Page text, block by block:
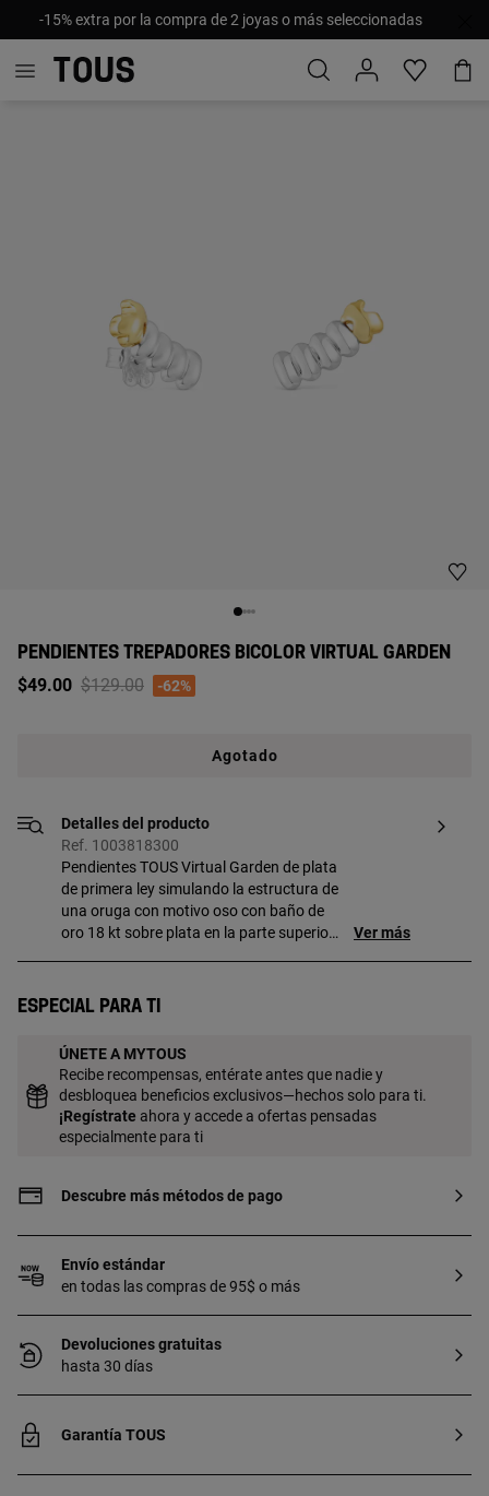
-15% extra por la compra de 2 joyas o más seleccionadas
PENDIENTES TREPADORES BICOLOR VIRTUAL GARDEN
$49.00 Price reduced from
$129.00to-62%
Agotado
Detalles del producto
Ref. 1003818300
Pendientes TOUS Virtual Garden de plata
de primera ley simulando la estructura de
una oruga con motivo oso con baño de
oro 18 kt sobre plata en la parte superior.
de primera ley con baño de oro de 18 a 23
garantiza una mayor durabilidad de la
joya.
Ver más
Especial para ti
ÚNETE A MYTOUS
Recibe recompensas, entérate antes que nadie y
desbloquea beneficios exclusivos—hechos solo para ti.
¡Regístrate ahora y accede a ofertas pensadas
especialmente para ti
Descubre más métodos de pago
Envío estándar
en todas las compras de 95$ o más
Devoluciones gratuitas
hasta 30 días
Garantía TOUS